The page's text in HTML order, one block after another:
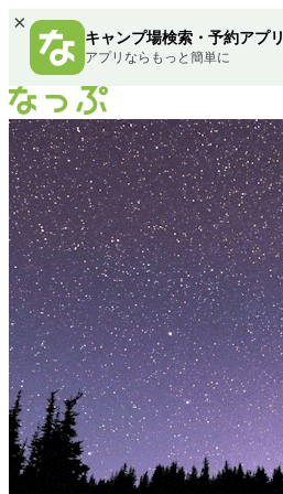
×
キャンプ場検索・予約アプリ
アプリならもっと簡単に